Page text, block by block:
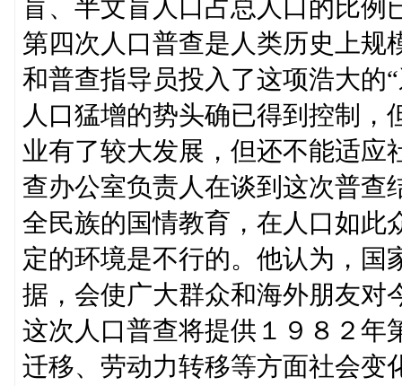
盲、半文盲人口占总人口的比
第四次人口普查是人类历史上规
和普查指导员投入了这项浩大的
人口猛增的势头确已得到控制
业有了较大发展，但还不能适应
查办公室负责人在谈到这次普查
全民族的国情教育，在人口如此
定的环境是不行的。他认为，国
据，会使广大群众和海外朋友对
这次人口普查将提供１９８２年
迁移、劳动力转移等方面社会变